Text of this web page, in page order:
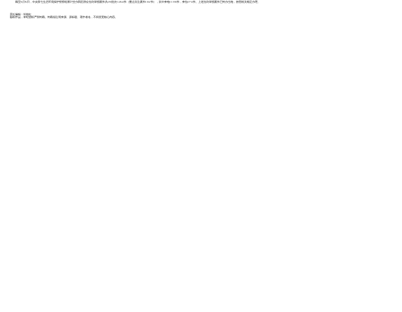
截至6月6日，中央第七生态环境保护督察组累计交办我区群众信访举报案件共28批次1464件（重点关注案件102件），其中来电1190件，来信274件。上述信访举报案件已转办当地，按照相关规定办理。
责任编辑：何艳红
版权作品，未经授权严禁转载。转载须注明来源、原标题、著作者名，不得变更核心内容。